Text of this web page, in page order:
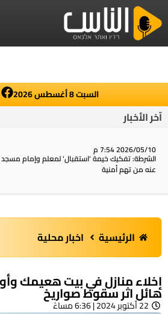
السبت 8 أغسطس 2026
آخر الأخبار
2026/05/10 7:54 م
الشرطة: تفكيك خيمة ‘استقبال‘ لمعلم وإمام مسجد
عنه من تهم أمنية
الرئيسية اخبار محلية
إخلاء منازل في بيت هعيمك
هائل اثر سقوط صواريخ
22 أكتوبر 2024 | 6:36 مساءً